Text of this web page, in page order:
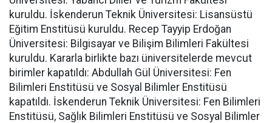
kuruldu. İskenderun Teknik Üniversitesi: Lisansüstü
Eğitim Enstitüsü kuruldu. Recep Tayyip Erdoğan
Üniversitesi: Bilgisayar ve Bilişim Bilimleri Fakültesi
kuruldu. Kararla birlikte bazı üniversitelerde mevcut
birimler kapatıldı: Abdullah Gül Üniversitesi: Fen
Bilimleri Enstitüsü ve Sosyal Bilimler Enstitüsü
kapatıldı. İskenderun Teknik Üniversitesi: Fen Bilimleri
Enstitüsü, Sağlık Bilimleri Enstitüsü ve Sosyal Bilimler